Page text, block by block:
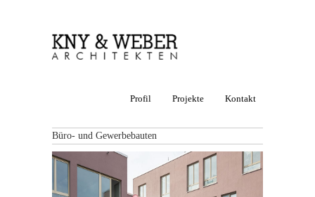
Profil Projekte Kontakt
Büro- und Gewerbebauten